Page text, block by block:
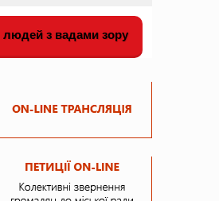
з вадами зору